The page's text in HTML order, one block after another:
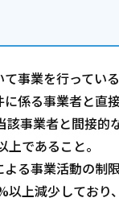
事業を行っている
に係る事業者と直
該事業者と間接
であること。
る事業活動の制
以上減少しており